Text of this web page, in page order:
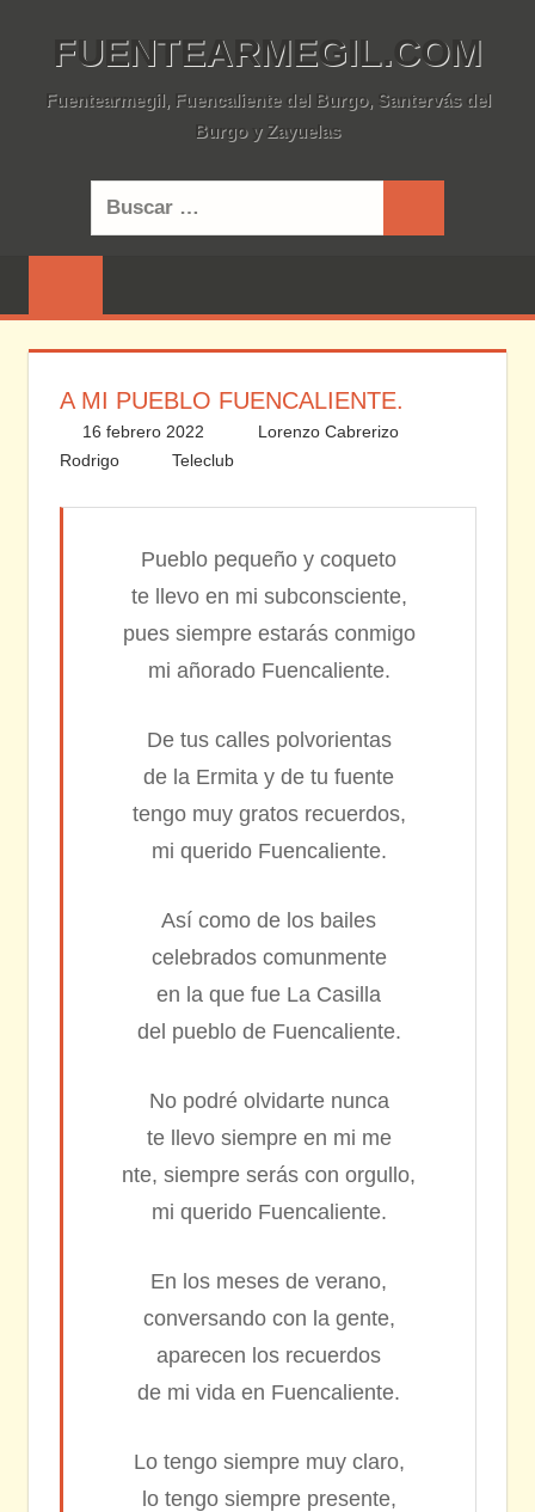
FUENTEARMEGIL.COM
Fuentearmegil, Fuencaliente del Burgo, Santervás del
Burgo y Zayuelas
Buscar:
A MI PUEBLO FUENCALIENTE.
16 febrero 2022
Lorenzo Cabrerizo
Rodrigo
Teleclub
Pueblo pequeño y coqueto
te llevo en mi subconsciente,
pues siempre estarás conmigo
mi añorado Fuencaliente.
De tus calles polvorientas
de la Ermita y de tu fuente
tengo muy gratos recuerdos,
mi querido Fuencaliente.
Así como de los bailes
celebrados comunmente
en la que fue La Casilla
del pueblo de Fuencaliente.
No podré olvidarte nunca
te llevo siempre en mi me
nte, siempre serás con orgullo,
mi querido Fuencaliente.
En los meses de verano,
conversando con la gente,
aparecen los recuerdos
de mi vida en Fuencaliente.
Lo tengo siempre muy claro,
lo tengo siempre presente,